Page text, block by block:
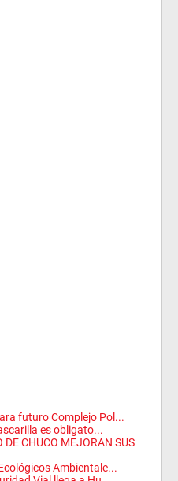
futuro Complejo Pol...
es obligato...
DE CHUCO MEJORAN SUS
Ambientale...